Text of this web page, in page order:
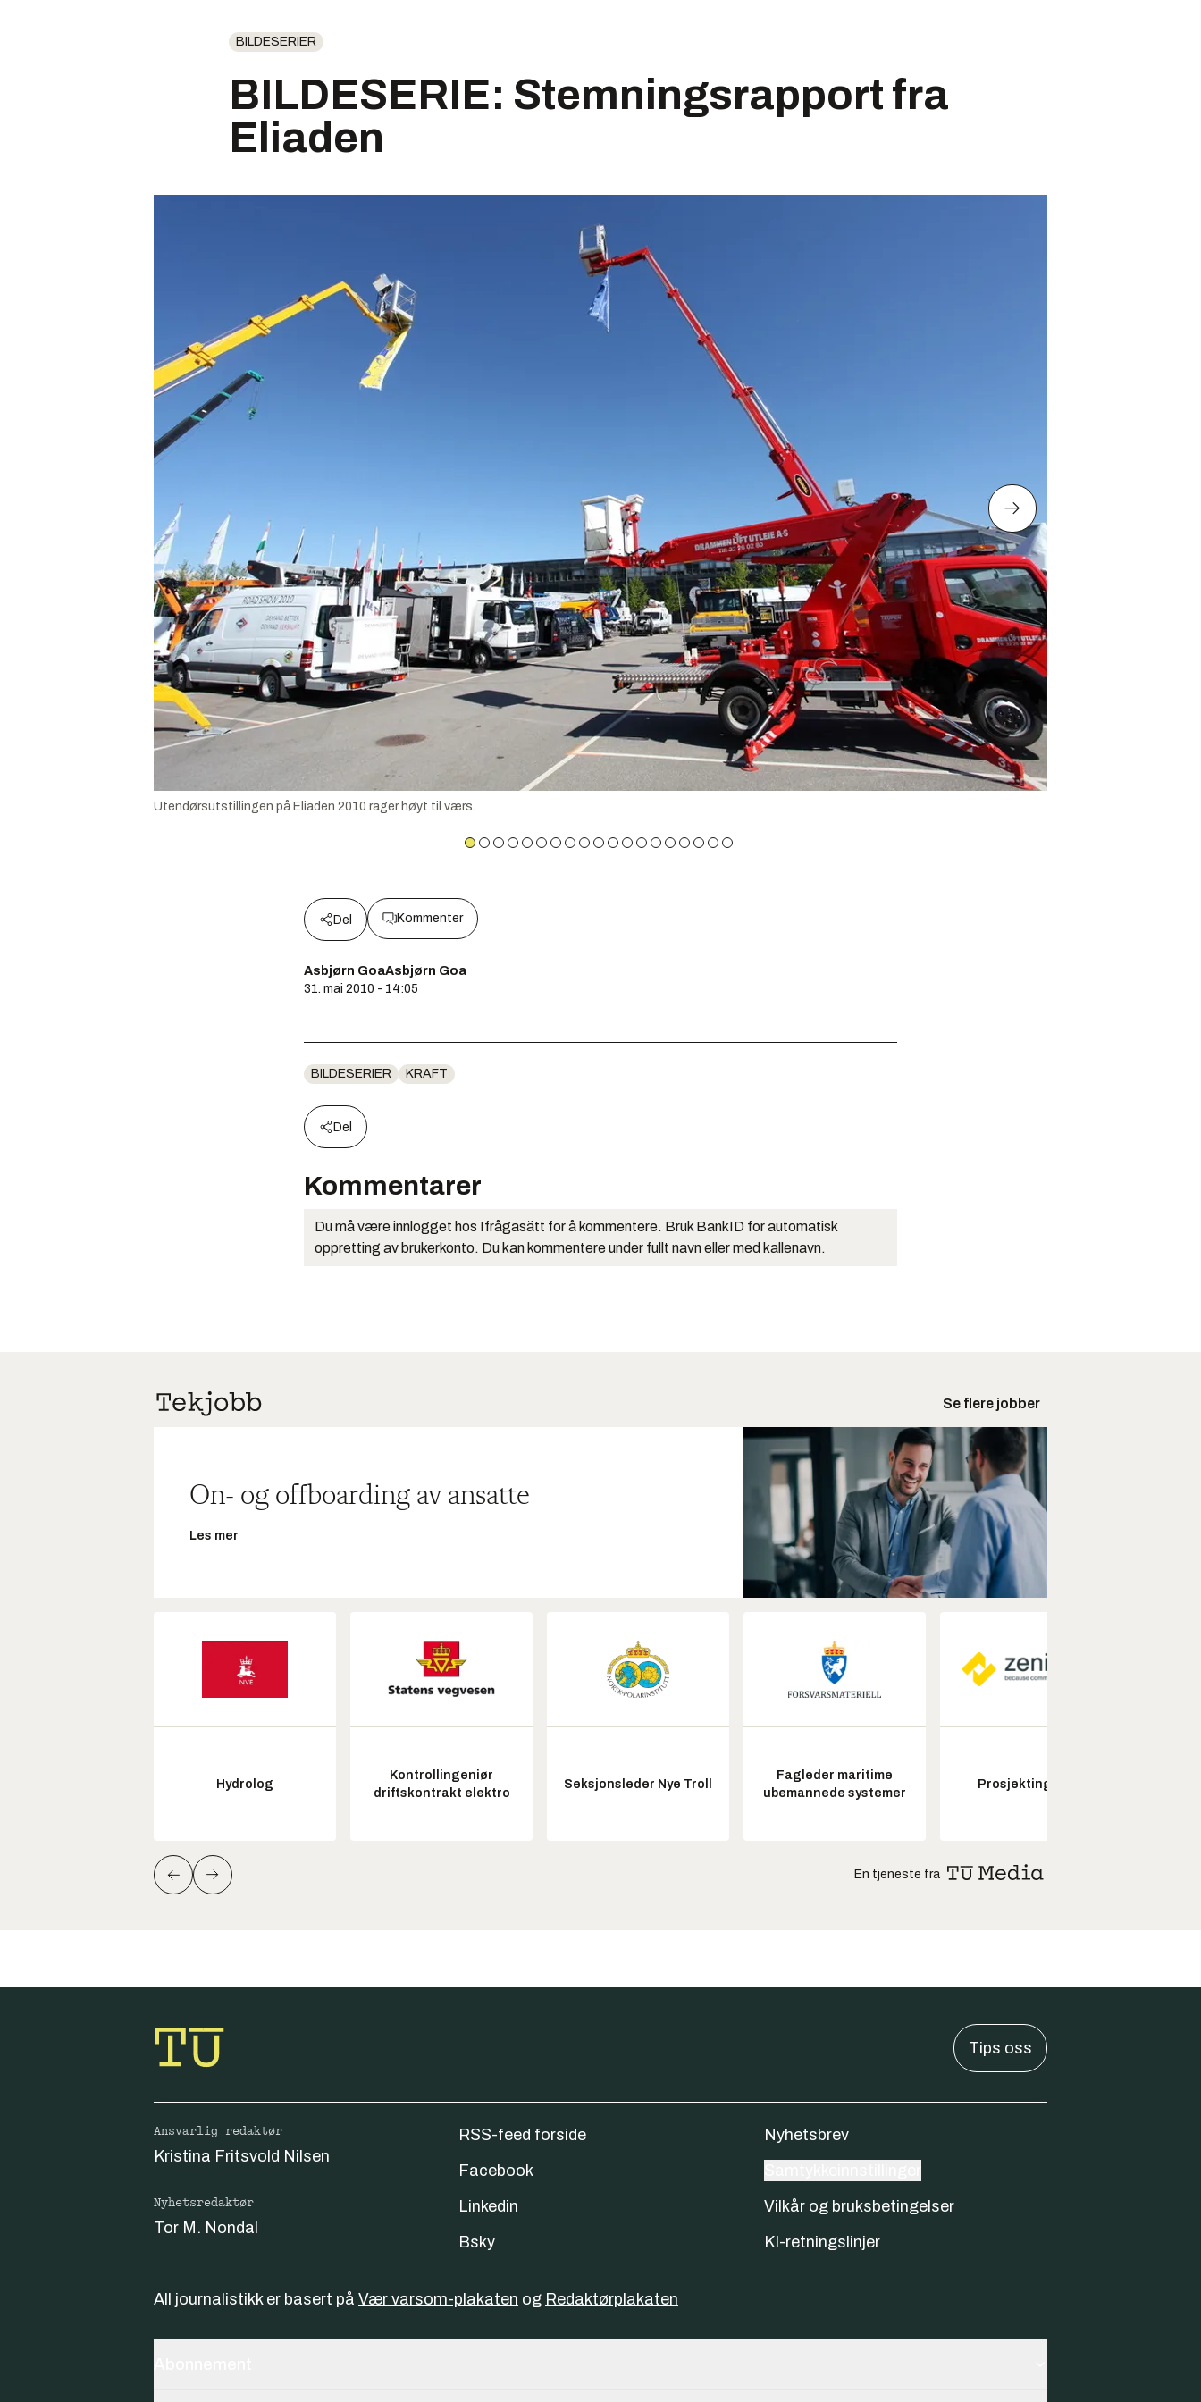
BILDESERIER
BILDESERIE: Stemningsrapport fra
Eliaden
Utendørsutstillingen på Eliaden 2010 rager høyt til værs.
Del Kommenter
Asbjørn GoaAsbjørn Goa
31. mai 2010 - 14:05
BILDESERIER KRAFT
Del
Kommentarer
Du må være innlogget hos Ifrågasätt for å kommentere. Bruk BankID for automatisk
oppretting av brukerkonto. Du kan kommentere under fullt navn eller med kallenavn.
Se flere jobber
On- og offboarding av ansatte
Les mer
Hydrolog
Kontrollingeniør
driftskontrakt elektro
Seksjonsleder Nye Troll
Fagleder maritime
ubemannede systemer
Prosjektingeniør
En tjeneste fra
Tips oss
Ansvarlig redaktør
Kristina Fritsvold Nilsen
Nyhetsredaktør
Tor M. Nondal
RSS-feed forside
Facebook
Linkedin
Bsky
Nyhetsbrev
Vilkår og bruksbetingelser
KI-retningslinjer
All journalistikk er basert på Vær varsom-plakaten og Redaktørplakaten